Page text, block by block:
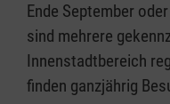
Ende September
sind mehrere
Innenstadtbereich
finden ganzjährig